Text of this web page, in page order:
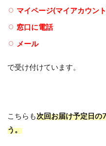
マイページ(マイアカウン
窓口に電話
メール
で受け付けています。
こちらも次回お届け予定日の
う。